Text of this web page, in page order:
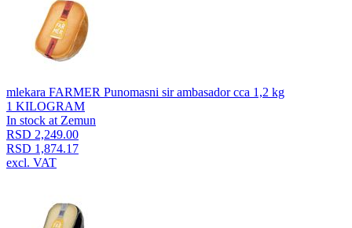
mlekara FARMER Punomasni sir ambasador cca 1,2 kg
1 KILOGRAM
In stock at Zemun
RSD 2,249.00
RSD 1,874.17
excl. VAT